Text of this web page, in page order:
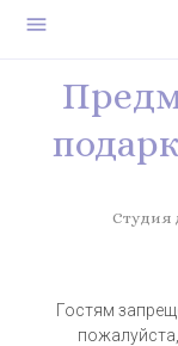
menu
Студия
Гостям